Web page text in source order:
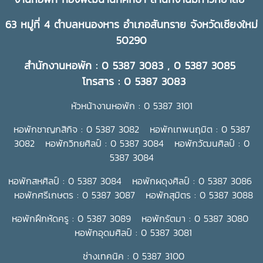
63 หมู่ที่ 4 ตำบลหนองหาร อำเภอสันทราย จังหวัดเชียงใหม่
50290
สำนักงานหอพัก : 0 5387 3083 , 0 5387 3085
โทรสาร : 0 5387 3083
หัวหน้างานหอพัก : 0 5387 3101
หอพักชาญกสิกิจ : 0 5387 3082 หอพักเทพนฤมิต : 0 5387
3082 หอพักวิทยศิลป์ : 0 5387 3084 หอพักวัฒนศิลป์ : 0
5387 3084
หอพักสหศิลป์ : 0 5387 3084 หอพักผดุงศิลป์ : 0 5387 3086
หอพักศรีเกษตร : 0 5387 3087 หอพักสุมิตร : 0 5387 3088
หอพักฝึกหัดครู : 0 5387 3089 หอพักรัตมา : 0 5387 3080
หอพักอุดมศิลป์ : 0 5387 3081
ช่างเทคนิค : 0 5387 3100